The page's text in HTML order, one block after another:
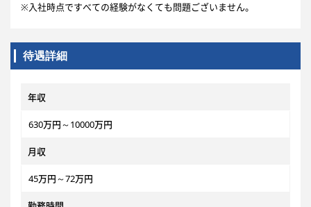
※入社時点ですべての経験がなくても問題ございません。
待遇詳細
年収
630万円～10000万円
月収
45万円～72万円